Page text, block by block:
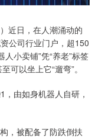
近日，在人潮涌动的
公司行业门户，超150
小卖铺”凭“养老”标签
可以坐上它“遛弯”。
由如身机器人自研，
，被配备了防跌倒扶